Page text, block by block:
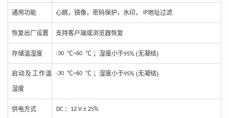
通用功能 心跳，镜像，密码保护，水印， P地址过滤
恢复出厂设置 支持客户端或浏览器恢复
存储温湿度 -30 ℃~60 ℃ ；湿度小于95% (无凝结)
启动及工作温
湿度
-30 ℃~60 ℃ ；湿度小于95% (无凝结)
供电方式 DC ： 12 V ± 25%